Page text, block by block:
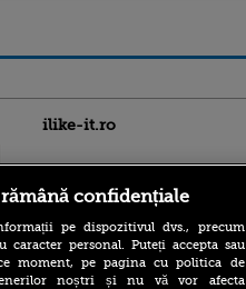
ilike-it.ro
rămână confidențiale
pe dispozitivul dvs., precum
personal. Puteți accepta sau
moment, pe pagina cu politica de
noștri și nu vă vor afecta